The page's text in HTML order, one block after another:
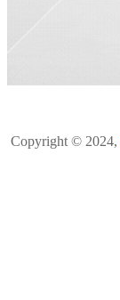
Copyright © 2024,